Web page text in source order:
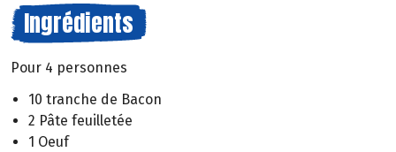
Ingrédients
Pour 4 personnes
10 tranche de Bacon
2 Pâte feuilletée
1 Oeuf